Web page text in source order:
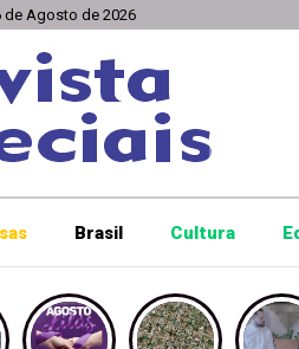
de Agosto de 2026
Brasil Cultura